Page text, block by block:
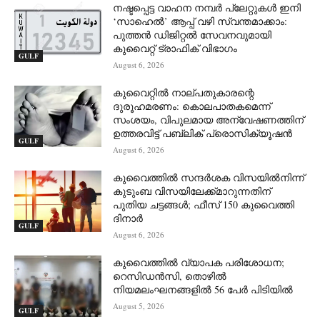
GULF
നഷ്ടപ്പെട്ട വാഹന നമ്പർ പ്ലേറ്റുകൾ ഇനി
‘സാഹെൽ’ ആപ്പ് വഴി സ്വന്തമാക്കാം:
പുത്തൻ ഡിജിറ്റൽ സേവനവുമായി
കുവൈറ്റ് ട്രാഫിക് വിഭാഗം
August 6, 2026
GULF
കുവൈറ്റിൽ നാല്പതുകാരന്റെ
ദുരൂഹമരണം: കൊലപാതകമെന്ന്
സംശയം, വിപുലമായ അന്വേഷണത്തിന്
ഉത്തരവിട്ട് പബ്ലിക് പ്രൊസിക്യൂഷൻ
August 6, 2026
GULF
കുവൈത്തിൽ സന്ദർശക വിസയിൽനിന്ന്
കുടുംബ വിസയിലേക്ക്മാറുന്നതിന്
പുതിയ ചട്ടങ്ങൾ; ഫീസ് 150 കുവൈത്തി
ദിനാർ
August 6, 2026
GULF
കുവൈത്തിൽ വ്യാപക പരിശോധന;
റെസിഡൻസി, തൊഴിൽ
നിയമലംഘനങ്ങളിൽ 56 പേർ പിടിയിൽ
August 5, 2026